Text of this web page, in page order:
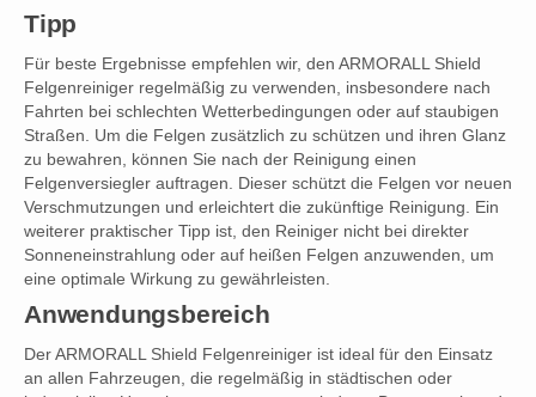
Tipp
Für beste Ergebnisse empfehlen wir, den ARMORALL Shield
Felgenreiniger regelmäßig zu verwenden, insbesondere nach
Fahrten bei schlechten Wetterbedingungen oder auf staubigen
Straßen. Um die Felgen zusätzlich zu schützen und ihren Glanz
zu bewahren, können Sie nach der Reinigung einen
Felgenversiegler auftragen. Dieser schützt die Felgen vor neuen
Verschmutzungen und erleichtert die zukünftige Reinigung. Ein
weiterer praktischer Tipp ist, den Reiniger nicht bei direkter
Sonneneinstrahlung oder auf heißen Felgen anzuwenden, um
eine optimale Wirkung zu gewährleisten.
Anwendungsbereich
Der ARMORALL Shield Felgenreiniger ist ideal für den Einsatz
an allen Fahrzeugen, die regelmäßig in städtischen oder